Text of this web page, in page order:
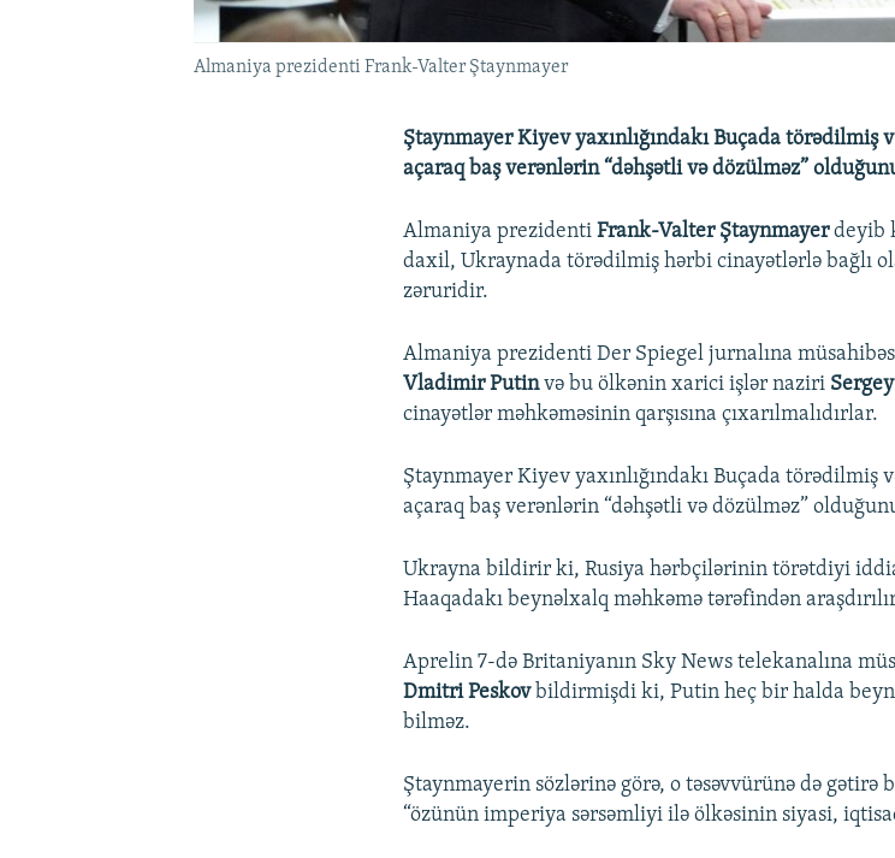
Almaniya prezidenti Frank-Valter Ştaynmayer
Ştaynmayer Kiyev yaxınlığındakı Buçada
açaraq baş verənlərin “dəhşətli və dözülməz”
Almaniya prezidentiFrank-Valter Ştaynmayerdeyib
daxil, Ukraynada törədilmiş hərbi cinayətlərlə bağlı
zəruridir.
Almaniya prezidenti Der Spiegel jurnalına
Vladimir Putinvə bu ölkənin xarici işlər naziri
cinayətlər məhkəməsinin qarşısına çıxarılmalıdırlar.
Ştaynmayer Kiyev yaxınlığındakı Buçada
açaraq baş verənlərin “dəhşətli və dözülməz”
Ukrayna bildirir ki, Rusiya hərbçilərinin törətdiyi
Haaqadakı beynəlxalq məhkəmə tərəfindən
Aprelin 7-də Britaniyanın Sky News telekanalına
Dmitri Peskovbildirmişdi ki, Putin heç bir halda
bilməz.
Ştaynmayerin sözlərinə görə, o təsəvvürünə də
“özünün imperiya sərsəmliyi ilə ölkəsinin siyasi,